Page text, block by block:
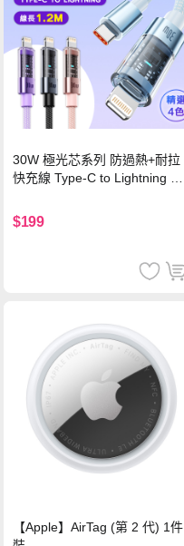
30W 極光芯系列 防過熱+耐拉
快充線 Type-C to Lightning 傳
$199
【Apple】AirTag (第 2 代) 1件